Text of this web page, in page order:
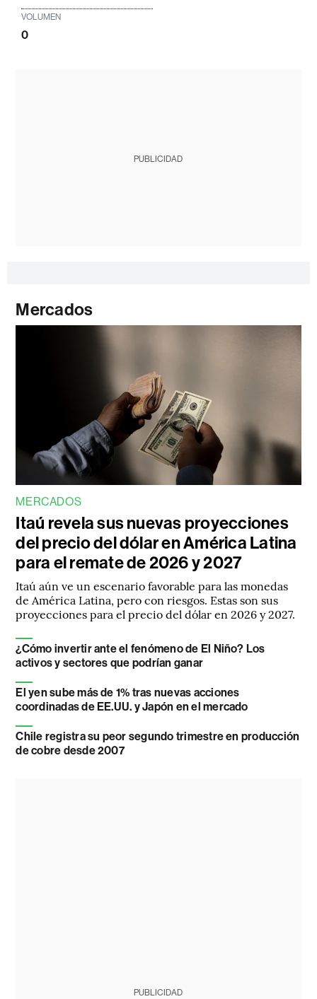
VOLUMEN
0
PUBLICIDAD
Mercados
MERCADOS
Itaú revela sus nuevas proyecciones
del precio del dólar en América Latina
para el remate de 2026 y 2027
Itaú aún ve un escenario favorable para las monedas
de América Latina, pero con riesgos. Estas son sus
proyecciones para el precio del dólar en 2026 y 2027.
¿Cómo invertir ante el fenómeno de El Niño? Los
activos y sectores que podrían ganar
El yen sube más de 1% tras nuevas acciones
coordinadas de EE.UU. y Japón en el mercado
Chile registra su peor segundo trimestre en producción
de cobre desde 2007
PUBLICIDAD